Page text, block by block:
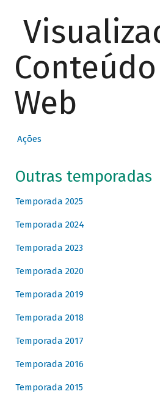
Web
Ações
Outras temporadas
Temporada 2025
Temporada 2024
Temporada 2023
Temporada 2020
Temporada 2019
Temporada 2018
Temporada 2017
Temporada 2016
Temporada 2015